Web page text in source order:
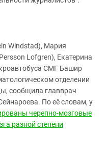
Windstad), Мария
Lofgren), Екатерина
СМГ Башир
отделении
сообщила главврач
По её словам, у
черепно-мозговые
разной степени